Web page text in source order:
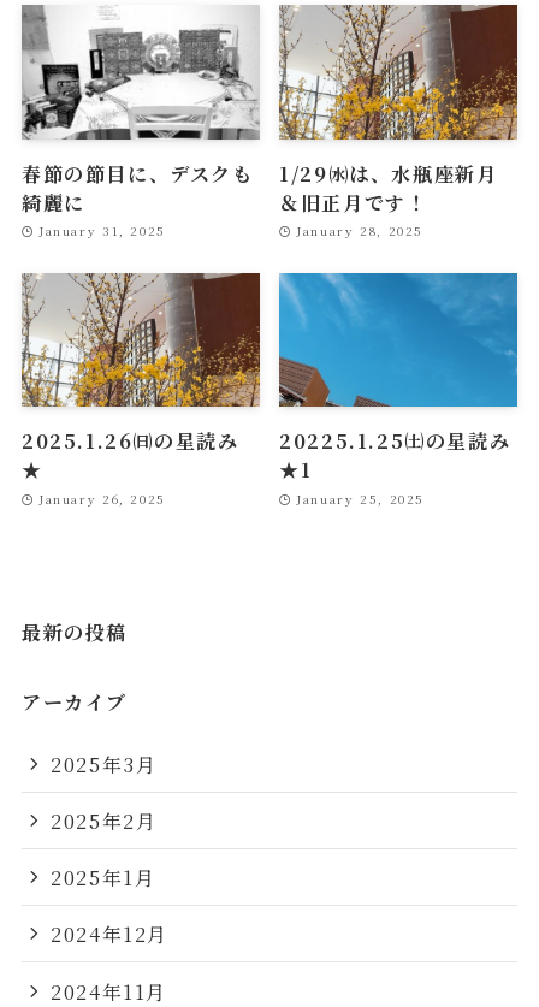
春節の節目に、デスクも
綺麗に
January 31, 2025
1/29㈬は、水瓶座新月
＆旧正月です！
January 28, 2025
2025.1.26㈰の星読み
★
January 26, 2025
20225.1.25㈯の星読み
★1
January 25, 2025
最新の投稿
アーカイブ
2025年3月
2025年2月
2025年1月
2024年12月
2024年11月